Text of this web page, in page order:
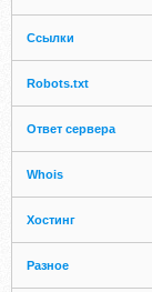
Ссылки
Robots.txt
Ответ сервера
Whois
Хостинг
Разное